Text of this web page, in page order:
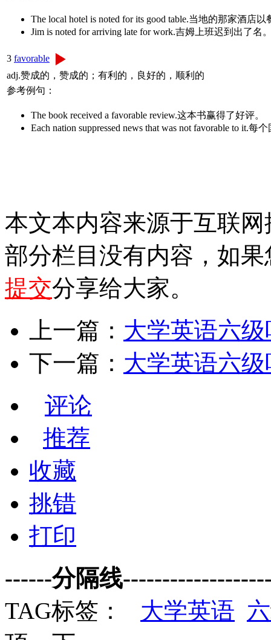
The local hotel is noted for its good table.当地的那家酒店
Jim is noted for arriving late for work.吉姆上班迟到出了名
3 favorable
adj.赞成的，赞成的；有利的，良好的，顺利的
参考例句：
The book received a favorable review.这本书赢得了好评。
Each nation suppressed news that was not favorable to it.
本文本内容来源于互联
部分栏目没有内容，如
提交分享给大家。
上一篇： 大学英语六级
下一篇： 大学英语六级
评论
推荐
收藏
挑错
打印
------分隔线
TAG标签：
大学英语